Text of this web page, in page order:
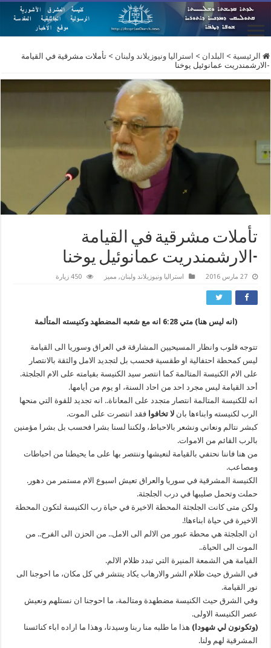
الرئيسية > البلدان > استراليا ونيوزيلاند ولبنان > تأملات مشرقية في القيامة
-الارشمندريت عمانوئيل يوخنا
تأملات مشرقية في القيامة
-الارشمندريت عمانوئيل يوخنا
27 مارس 2016 استراليا ونيوزيلاند ولبنان, مميز 450 زيارة
(انه ليس هنا) متي 6:28 انه مع شعبه المضطهد وكنيسته المتألمة
تتوجه قلوب وانظار المسيحيين المشارقة في العراق وسوريا الى القيامة
ليس كمحطة احتفالية او طقسية فحسب بل لتجديد الامل والثقة بالانتصار
على الام الكنيسة المتالمة كما انتصر سيد الكنيسة بقيامته على الام الجلجثة.
أحد القيامة ليس مجرد احد من احاد السنة، او يوم من أيامها.
انه للكنيسة المتالمة انتصار متجدد على المعاناة.. انه تجديد للقوة التي منحها
الرب لكنيسته وابناءها بانلا تخافوافقد انتصرت على الموت.
كبشر نتالم ونعاني ونشعر بالاحباط، ولكننا لسنا بشرا فحسب بل بشرا مؤمنين
بالرب القائم من الاموات.
من هنا فاننا نحتفي بالقيامة لنعيشها وننتصر بها على ما يحيطنا من احباطات
ومصاعب.
الكنيسة المشرقية في سوريا والعراق تعيش اسبوع الام مستمر من دهور.
حملت وتحمل صليبها في درب الجلجثة.
ولكن متى كانت الجلجثة المحطة الاخيرة في حياة رب الكنيسة لتكون المحطة
الاخيرة في حياة ابناءها!.
ان الجلجثة هي محطة عبور من الالم الى الامل.. من الحزن الى الفرح.. من
الموت الى الحياة..
القيامة هي الشمعة المنيرة التي تبدد ظلام الالم.
في الشرق حيث ظلام الشر والارهاب يكاد ينتشر في كل مكان، ما احوجنا الى
نور القيامة.
وفي الشرق حيث الكنيسة مضطهدة ومتالمة، ما احوجنا ان نستلهم ونعيش
عصر الكنيسة الاولى.
(وتكونون لي شهودا) هذا ما طلبه منا ربنا وسيدنا، وهذا ما اراده اباء كنائسنا
المشرقية لهم ولنا.